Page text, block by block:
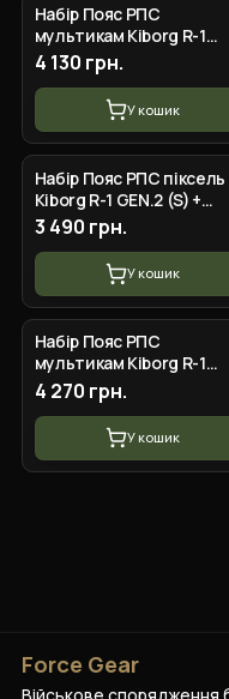
Набір Пояс РПС
мультикам Kiborg R-1
GEN.2 (S) + підсумки
4 130 грн.
У кошик
Набір Пояс РПС піксель
Kiborg R-1 GEN.2 (S) +
підсумки
3 490 грн.
У кошик
Набір Пояс РПС
мультикам Kiborg R-1
GEN.2 (M) + підсумки
4 270 грн.
У кошик
Force Gear